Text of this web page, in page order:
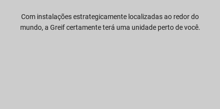
Com instalações estrategicamente localizadas ao redor do
mundo, a Greif certamente terá uma unidade perto de você.